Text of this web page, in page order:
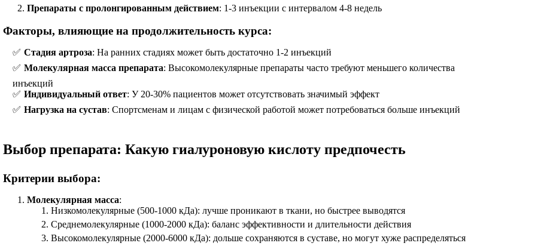
Препараты с пролонгированным действием: 1-3 инъекции с интервалом 4-8 недель
Факторы, влияющие на продолжительность курса:
Стадия артроза: На ранних стадиях может быть достаточно 1-2 инъекций
Молекулярная масса препарата: Высокомолекулярные препараты часто требуют меньшего количества
инъекций
Индивидуальный ответ: У 20-30% пациентов может отсутствовать значимый эффект
Нагрузка на сустав: Спортсменам и лицам с физической работой может потребоваться больше инъекций
Выбор препарата: Какую гиалуроновую кислоту предпочесть
Критерии выбора:
Молекулярная масса:
Низкомолекулярные (500-1000 кДа): лучше проникают в ткани, но быстрее выводятся
Среднемолекулярные (1000-2000 кДа): баланс эффективности и длительности действия
Высокомолекулярные (2000-6000 кДа): дольше сохраняются в суставе, но могут хуже распределяться